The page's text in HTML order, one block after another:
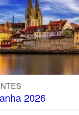
2026